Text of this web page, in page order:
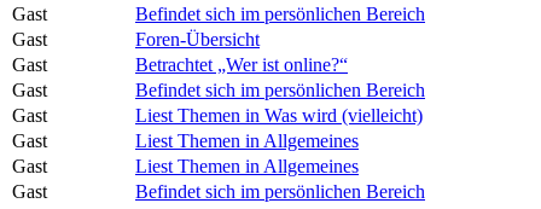
Gast
Befindet sich im persönlichen Bereich
Gast
Foren-Übersicht
Gast
Betrachtet „Wer ist online?“
Gast
Befindet sich im persönlichen Bereich
Gast
Liest Themen in Was wird (vielleicht)
Gast
Liest Themen in Allgemeines
Gast
Liest Themen in Allgemeines
Gast
Befindet sich im persönlichen Bereich